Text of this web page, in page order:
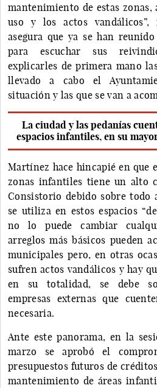
mantenimiento de estas zonas,
uso y los actos
asegura que ya se han
para escuchar sus
explicarles de primera mano
llevado a cabo el
situación y las que se van a
La ciudad y las pedanías
espacios infantiles, en su
Martínez hace hincapié en que
zonas infantiles tiene un alto
Consistorio debido sobre todo
se utiliza en estos espacios
no lo puede cambiar
arreglos más básicos pueden
municipales pero, en otras
sufren actos vandálicos y hay
en su totalidad, se debe
empresas externas que
necesaria.
Ante este panorama, en la
marzo se aprobó el
presupuestos futuros de
mantenimiento de áreas